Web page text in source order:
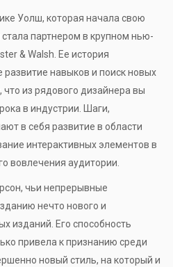
Уолш, которая начала свою
стала партнером в крупном нью-
& Walsh. Ее история
развитие навыков и поиск новых
что из рядового дизайнера вы
в индустрии. Шаги,
в себя развитие в области
интерактивных элементов в
вовлечения аудитории.
чьи непрерывные
нечто нового и
изданий. Его способность
привела к признанию среди
новый стиль, на который и